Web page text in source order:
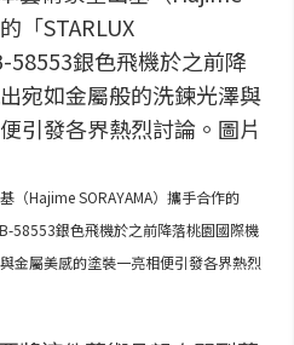
（Hajime SORAYAMA）攜手合作的
B-58553銀色飛機於之前降落桃園國際機
金屬美感的塗裝一亮相便引發各界熱烈